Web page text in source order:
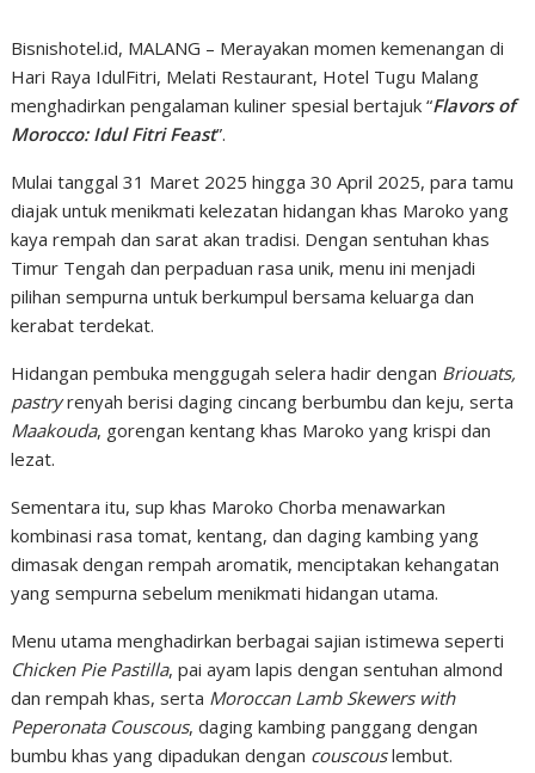
Bisnishotel.id, MALANG – Merayakan momen kemenangan di
Hari Raya IdulFitri, Melati Restaurant, Hotel Tugu Malang
menghadirkan pengalaman kuliner spesial bertajuk “Flavors of
Morocco: Idul Fitri Feast”.
Mulai tanggal 31 Maret 2025 hingga 30 April 2025, para tamu
diajak untuk menikmati kelezatan hidangan khas Maroko yang
kaya rempah dan sarat akan tradisi. Dengan sentuhan khas
Timur Tengah dan perpaduan rasa unik, menu ini menjadi
pilihan sempurna untuk berkumpul bersama keluarga dan
kerabat terdekat.
Hidangan pembuka menggugah selera hadir dengan Briouats,
pastryrenyah berisi daging cincang berbumbu dan keju, serta
Maakouda, gorengan kentang khas Maroko yang krispi dan
lezat.
Sementara itu, sup khas Maroko Chorba menawarkan
kombinasi rasa tomat, kentang, dan daging kambing yang
dimasak dengan rempah aromatik, menciptakan kehangatan
yang sempurna sebelum menikmati hidangan utama.
Menu utama menghadirkan berbagai sajian istimewa seperti
Chicken Pie Pastilla, pai ayam lapis dengan sentuhan almond
dan rempah khas, serta Moroccan Lamb Skewers with
Peperonata Couscous, daging kambing panggang dengan
bumbu khas yang dipadukan dengan couscouslembut.